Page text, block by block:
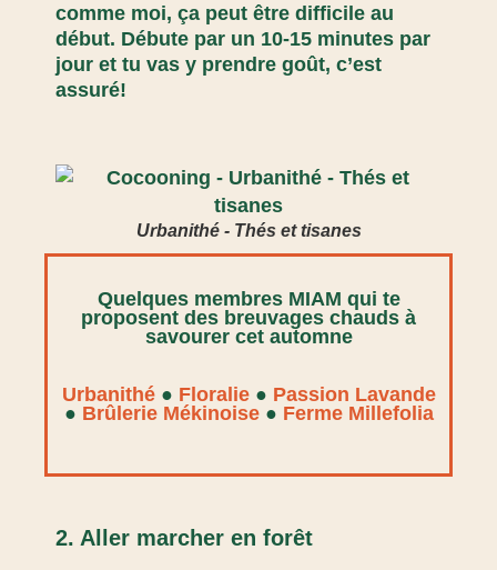
comme moi, ça peut être difficile au
début. Débute par un 10-15 minutes par
jour et tu vas y prendre goût, c’est
assuré!
Urbanithé - Thés et tisanes
Quelques membres MIAM qui te
proposent des breuvages chauds à
savourer cet automne
Urbanithé● Floralie● Passion Lavande
● Brûlerie Mékinoise● Ferme Millefolia
2. Aller marcher en forêt